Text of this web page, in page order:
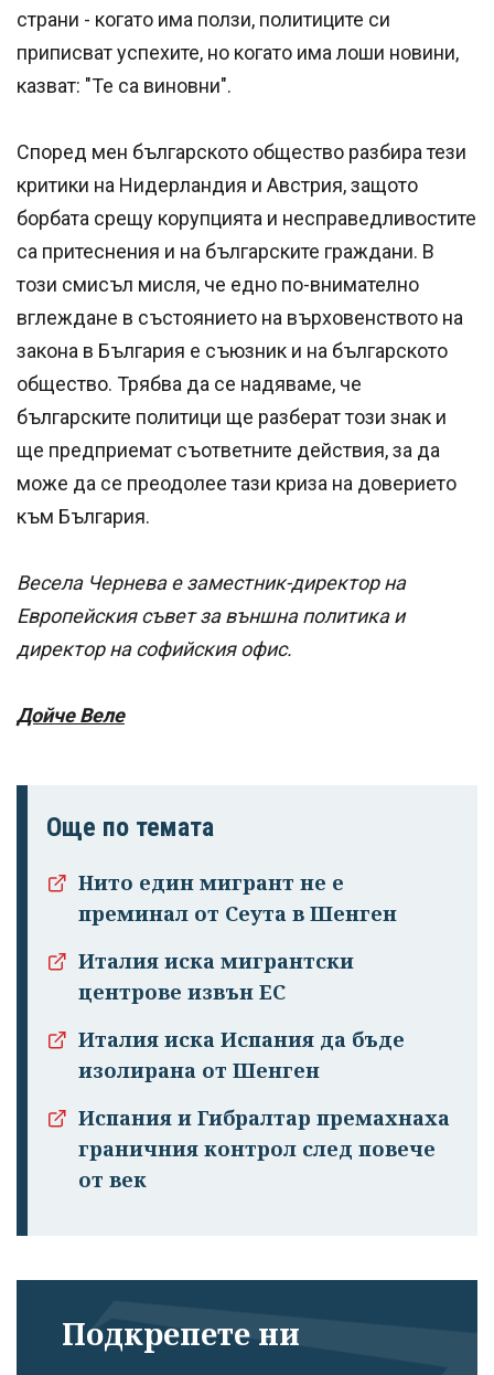
страни - когато има ползи, политиците си
приписват успехите, но когато има лоши новини,
казват: "Те са виновни".
Според мен българското общество разбира тези
критики на Нидерландия и Австрия, защото
борбата срещу корупцията и несправедливостите
са притеснения и на българските граждани. В
този смисъл мисля, че едно по-внимателно
вглеждане в състоянието на върховенството на
закона в България е съюзник и на българското
общество. Трябва да се надяваме, че
българските политици ще разберат този знак и
ще предприемат съответните действия, за да
може да се преодолее тази криза на доверието
към България.
Весела Чернева е заместник-директор на
Европейския съвет за външна политика и
директор на софийския офис.
Дойче Веле
Още по темата
Нито един мигрант не е
преминал от Сеута в Шенген
Италия иска мигрантски
центрове извън ЕС
Италия иска Испания да бъде
изолирана от Шенген
Испания и Гибралтар премахнаха
граничния контрол след повече
от век
Подкрепете ни